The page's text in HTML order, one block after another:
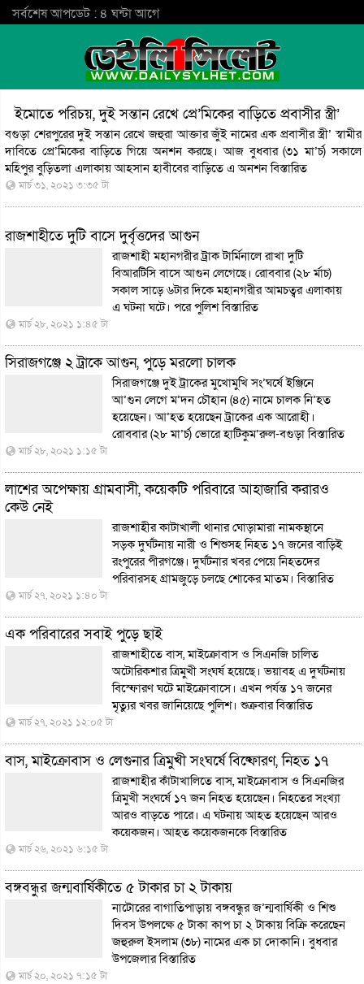
সর্বশেষ আপডেট : ৪ ঘন্টা আগে
ইমোতে পরিচয়, দুই সন্তান রেখে প্রে’মিকের বাড়িতে প্রবাসীর স্ত্রী’
বগুড়া শেরপুরের দুই সন্তান রেখে জহুরা আক্তার জুঁই নামের এক প্রবাসীর স্ত্রী’ স্বামীর
দাবিতে প্রে’মিকের বাড়িতে গিয়ে অনশন করছে। আজ বুধবার (৩১ মা’র্চ) সকালে
মহিপুর বুড়িতলা এলাকায় আহসান হাবীবের বাড়িতে এ অনশনবিস্তারিত
মার্চ ৩১, ২০২১ ৩:৩৫ টা
রাজশাহীতে দুটি বাসে দুর্বৃত্তদের আগুন
রাজশাহী মহানগরীর ট্রাক টার্মিনালে রাখা দুটি
বিআরটিসি বাসে আগুন লেগেছে। রোববার (২৮ র্মাচ)
সকাল সাড়ে ৬টার দিকে মহানগরীর আমচত্বর এলাকায়
এ ঘটনা ঘটে। পরে পুলিশবিস্তারিত
মার্চ ২৮, ২০২১ ১:৪৫ টা
সিরাজগঞ্জে ২ ট্রাকে আগুন, পুড়ে মরলো চালক
সিরাজগঞ্জে দুই ট্রাকের মুখোমুখি সং’ঘর্ষে ইঞ্জিনে
আ’গুন লেগে ম’দন চৌহান (৪৫) নামে চালক নি’হত
হয়েছেন। আ’হত হয়েছেন ট্রাকের এক আরোহী।
রোববার (২৮ মা’র্চ) ভোরে হাটিকুম’রুল-বগুড়াবিস্তারিত
মার্চ ২৮, ২০২১ ১:১৫ টা
লাশের অপেক্ষায় গ্রামবাসী, কয়েকটি পরিবারে আহাজারি করারও
কেউ নেই
রাজশাহীর কাটাখালী থানার ঘোড়ামারা নামকস্থানে
সড়ক দুর্ঘটনায় নারী ও শিশুসহ নিহত ১৭ জনের বাড়িই
রংপুরের পীরগঞ্জে। দুর্ঘটনার খবর পেয়ে নিহতদের
পরিবারসহ গ্রামজুড়ে চলছে শোকের মাতম।বিস্তারিত
মার্চ ২৭, ২০২১ ১:৪০ টা
এক পরিবারের সবাই পুড়ে ছাই
রাজশাহীতে বাস, মাইক্রোবাস ও সিএনজি চালিত
অটোরিকশার ত্রিমুখী সংঘর্ষ হয়েছে। ভয়াবহ এ দুর্ঘটনায়
বিস্ফোরণ ঘটে মাইক্রোবাসে। এখন পর্যন্ত ১৭ জনের
মৃত্যুর খবর জানিয়েছে পুলিশ। শুক্রবারবিস্তারিত
মার্চ ২৭, ২০২১ ১২:০৫ টা
বাস, মাইক্রোবাস ও লেগুনার ত্রিমুখী সংঘর্ষে বিষ্ফোরণ, নিহত ১৭
রাজশাহীর কাঁটাখালিতে বাস, মাইক্রোবাস ও সিএনজির
ত্রিমুখী সংঘর্ষে ১৭ জন নিহত হয়েছেন। নিহতের সংখ্যা
আরও বাড়তে পারে। এ ঘটনায় আহত হয়েছেন আরও
কয়েকজন। আহত কয়েকজনকেবিস্তারিত
মার্চ ২৬, ২০২১ ৬:১৫ টা
বঙ্গবন্ধুর জন্মবার্ষিকীতে ৫ টাকার চা ২ টাকায়
নাটোরের বাগাতিপাড়ায় বঙ্গবন্ধুর জ’ন্মবার্ষিকী ও শিশু
দিবস উপলক্ষে ৫ টাকা কাপ চা ২ টাকায় বিক্রি করেছেন
জহুরুল ইসলাম (৩৮) নামের এক চা দোকানি। বুধবার
উপজেলারবিস্তারিত
মার্চ ২০, ২০২১ ৭:১৫ টা